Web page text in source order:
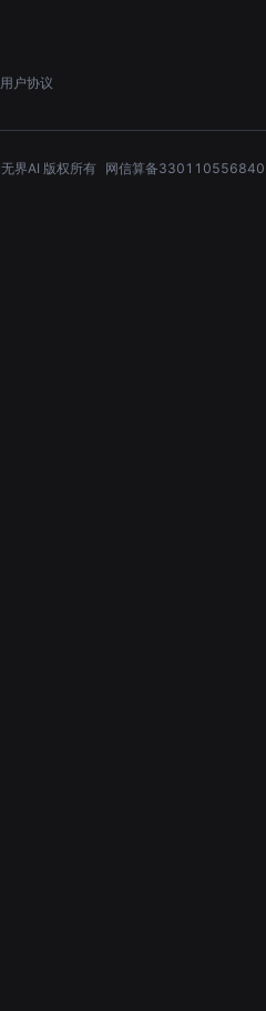
用户协议
无界AI 版权所有 网信算备